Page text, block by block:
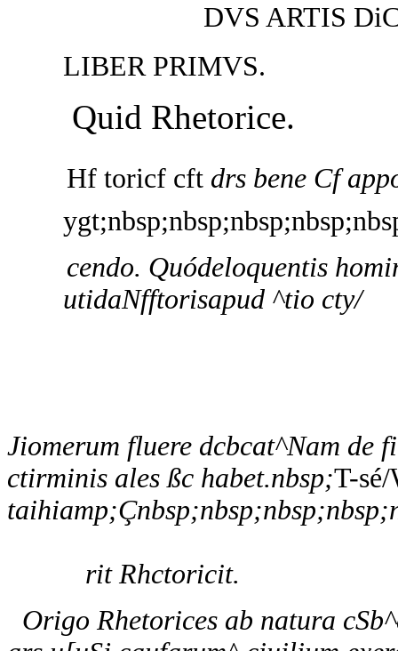
DVS ARTIS
LIBER PRIMVS.
Quid Rhetorice.
Hf toricf cft drs bene Cf
cendo. Quódeloquentis
utidaNfftorisapud ^tio cty/
Jiomerum fluere dcbcat^Nam
ctirminis ales ßc habet.nbsp;T-
rit Rhctoricit.
Origo Rhetorices ab natura